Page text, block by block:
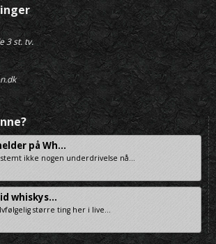
3 st. tv.
på Wh...
ikke nogen underdrivelse nå...
whiskys...
større ting her i live...